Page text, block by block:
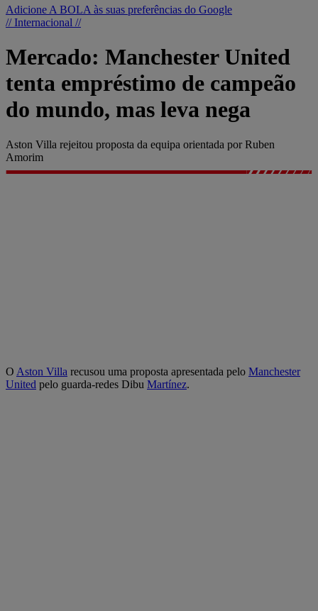
Adicione A BOLA às suas preferências do Google
// Internacional //
Mercado: Manchester United
tenta empréstimo de campeão
do mundo, mas leva nega
Aston Villa rejeitou proposta da equipa orientada por Ruben
Amorim
O Aston Villa recusou uma proposta apresentada pelo Manchester
United pelo guarda-redes Dibu Martínez.